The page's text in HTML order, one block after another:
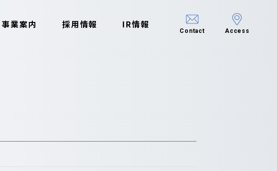
事業案内 採用情報 IR情報
Contact Access